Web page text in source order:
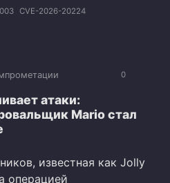
CVE-2026-20224
0
атаки:
Mario стал
известная как Jolly
операцией